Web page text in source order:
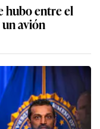
hubo entre el
avión